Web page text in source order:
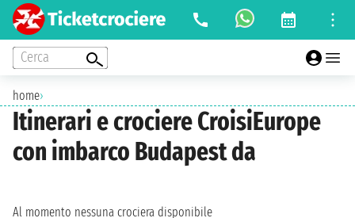
Cerca
home›
Itinerari e crociere CroisiEurope
con imbarco Budapest da
Al momento nessuna crociera disponibile